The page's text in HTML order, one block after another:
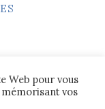
Web pour vous
vos